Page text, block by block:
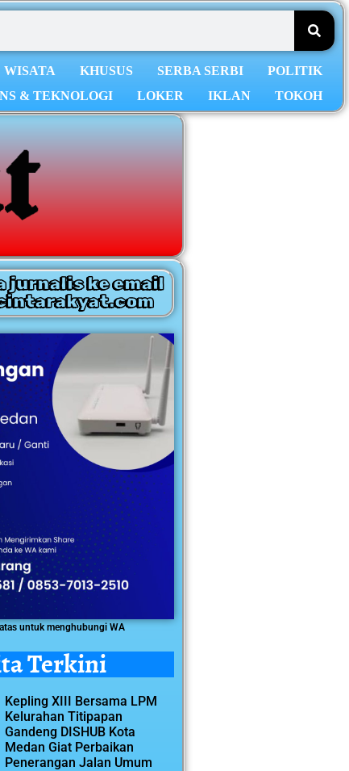
WISATA KHUSUS SERBA SERBI
POLITIK
& TEKNOLOGI LOKER IKLAN TOKOH
jurnalis ke email
untuk menghubungi WA
Terkini
Kepling XIII Bersama LPM
Kelurahan Titipapan
Gandeng DISHUB Kota
Medan Giat Perbaikan
Penerangan Jalan Umum